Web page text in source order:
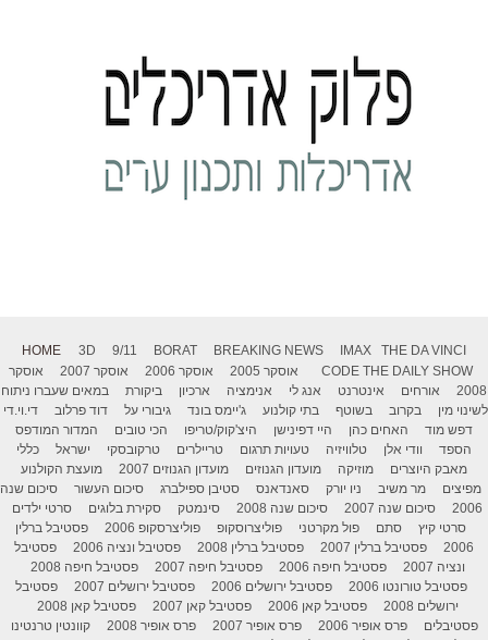
HOME 3D 9/11 BORAT BREAKING NEWS IMAX
THE DA VINCI
CODE THE DAILY SHOW אוסקר 2005 אוסקר 2006 אוסקר 2007
אוסקר
2008
אורחים אינטרנט אנג לי אנימציה ארכיון ביקורת
במאים שעברו ניתוח
לשינוי מין
בקרוב בשוטף בתי קולנוע ג'יימס בונד גיבורי על דוד פרלוב
די.וי.די
דפש מוד
האחים כהן היי דפינישן היצ'קוק/טריפו הכי טובים
המדור המודפס
הספד
וודי אלן טלוויזיה טעויות תרגום טריילרים טרקובסקי ישראל
כללי
מאבק היוצרים
מוזיקה מועדון הגנוזים מועדון הגנוזים 2007
מועצת הקולנוע
מפיצים
מר משיב ניו יורק סאנדאנס סטיבן ספילברג סיכום העשור
סיכום שנה
2006
סיכום שנה 2007 סיכום שנה 2008 סינמטק סקירת בלוגים
סרטי ילדים
סרטי קיץ
סתם פול מקרטני פוליצרוסקופ פוליצרסקופ 2006
פסטיבל ברלין
2006
פסטיבל ברלין 2007 פסטיבל ברלין 2008 פסטיבל ונציה 2006
פסטיבל
ונציה 2007
פסטיבל חיפה 2006 פסטיבל חיפה 2007
פסטיבל חיפה 2008
פסטיבל טורונטו 2006
פסטיבל ירושלים 2006 פסטיבל ירושלים 2007
פסטיבל
ירושלים 2008
פסטיבל קאן 2006 פסטיבל קאן 2007
פסטיבל קאן 2008
פסטיבלים
פרס אופיר 2006 פרס אופיר 2007 פרס אופיר 2008
קוונטין טרנטינו